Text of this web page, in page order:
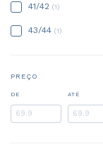
41/42 (1)
43/44 (1)
PREÇO
DE ATÉ